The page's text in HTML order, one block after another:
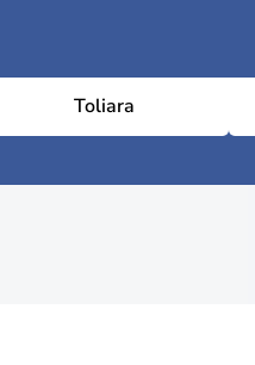
Toliara